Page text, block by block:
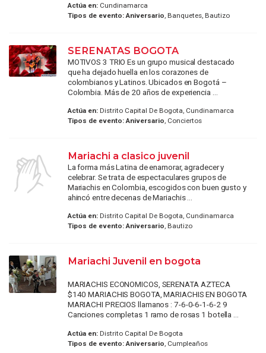
Actúa en:Cundinamarca
Tipos de evento: Aniversario , Banquetes, Bautizo
SERENATAS BOGOTA
MOTIVOS 3 TRIO Es un grupo musical destacado
que ha dejado huella en los corazones de
colombianos y Latinos. Ubicados en Bogotá –
Colombia. Más de 20 años de experiencia ...
Actúa en:Distrito Capital De Bogota, Cundinamarca
Tipos de evento: Aniversario, Conciertos
Mariachi a clasico juvenil
La forma más Latina de enamorar, agradecer y
celebrar. Se trata de espectaculares grupos de
Mariachis en Colombia, escogidos con buen gusto y
ahincó entre decenas de Mariachis ...
Actúa en:Distrito Capital De Bogota, Cundinamarca
Tipos de evento: Aniversario, Bautizo
Mariachi Juvenil en bogota
MARIACHIS ECONOMICOS, SERENATA AZTECA
$140 MARIACHIS BOGOTA, MARIACHIS EN BOGOTA
MARIACHI PRECIOS llamanos : 7-6-0-6-1-6-2 9
Canciones completas 1 ramo de rosas 1 botella ...
Actúa en:Distrito Capital De Bogota
Tipos de evento: Aniversario, Cumpleaños